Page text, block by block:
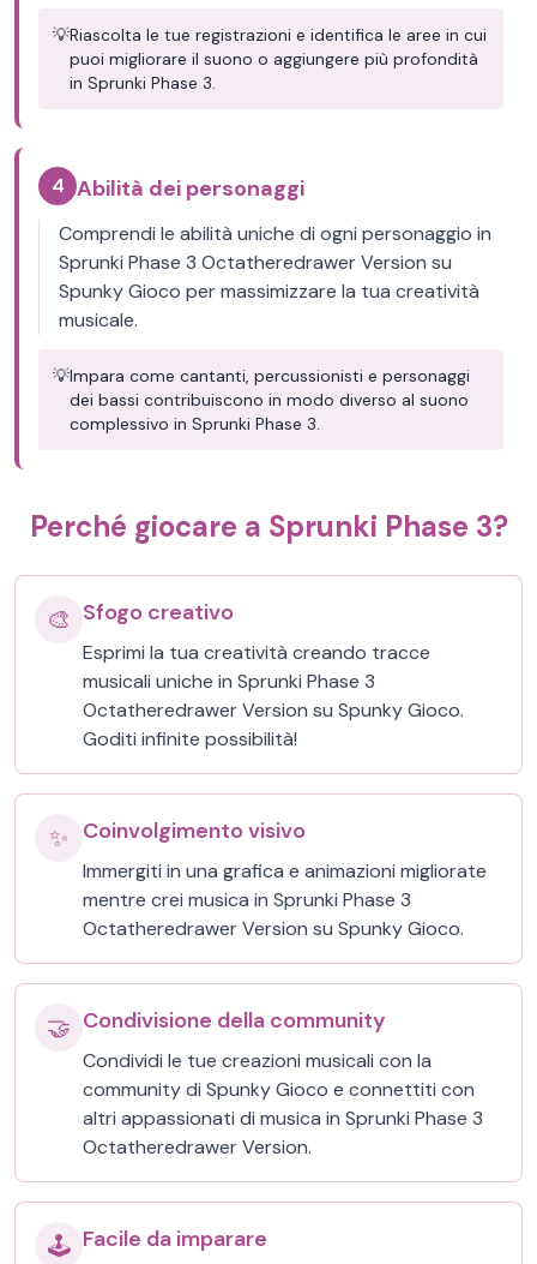
💡Riascolta le tue registrazioni e identifica le aree in cui
puoi migliorare il suono o aggiungere più profondità
in Sprunki Phase 3.
4 Abilità dei personaggi
Comprendi le abilità uniche di ogni personaggio in
Sprunki Phase 3 Octatheredrawer Version su
Spunky Gioco per massimizzare la tua creatività
musicale.
💡Impara come cantanti, percussionisti e personaggi
dei bassi contribuiscono in modo diverso al suono
complessivo in Sprunki Phase 3.
Perché giocare a Sprunki Phase 3?
🎨 Sfogo creativo
Esprimi la tua creatività creando tracce
musicali uniche in Sprunki Phase 3
Octatheredrawer Version su Spunky Gioco.
Goditi infinite possibilità!
✨ Coinvolgimento visivo
Immergiti in una grafica e animazioni migliorate
mentre crei musica in Sprunki Phase 3
Octatheredrawer Version su Spunky Gioco.
🤝 Condivisione della community
Condividi le tue creazioni musicali con la
community di Spunky Gioco e connettiti con
altri appassionati di musica in Sprunki Phase 3
Octatheredrawer Version.
🕹️ Facile da imparare